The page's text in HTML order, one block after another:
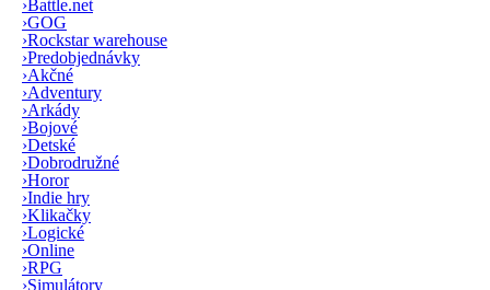
›Battle.net
›GOG
›Rockstar warehouse
›Predobjednávky
›Akčné
›Adventury
›Arkády
›Bojové
›Detské
›Dobrodružné
›Horor
›Indie hry
›Klikačky
›Logické
›Online
›RPG
›Simulátory